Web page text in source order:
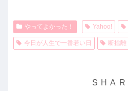
やってよかった！ Yahoo!
今日が人生で一番若い日 断捨離